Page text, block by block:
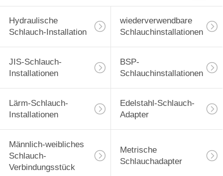
Hydraulische
Schlauch-Installation
wiederverwendbare
Schlauchinstallationen
JIS-Schlauch-
Installationen
BSP-
Schlauchinstallationen
Lärm-Schlauch-
Installationen
Edelstahl-Schlauch-
Adapter
Männlich-weibliches
Schlauch-
Verbindungsstück
Metrische
Schlauchadapter